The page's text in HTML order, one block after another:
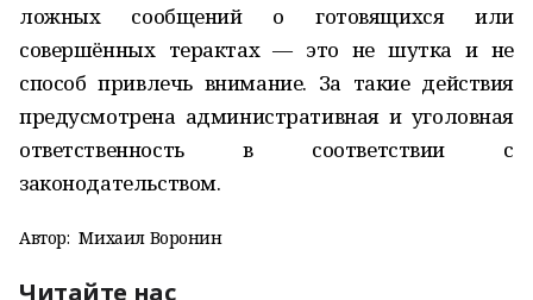
ложных сообщений о готовящихся или
совершённых терактах — это не шутка и не
способ привлечь внимание. За такие действия
предусмотрена административная и уголовная
ответственность в соответствии с
законодательством.
Автор: Михаил Воронин
Читайте нас